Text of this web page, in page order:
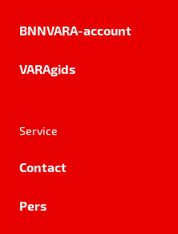
BNNVARA-account
VARAgids
Service
Contact
Pers